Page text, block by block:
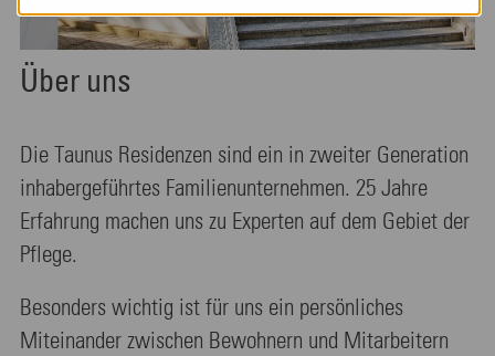
Über uns
Die Taunus Residenzen sind ein in zweiter Generation
inhabergeführtes Familienunternehmen. 25 Jahre
Erfahrung machen uns zu Experten auf dem Gebiet der
Pflege.
Besonders wichtig ist für uns ein persönliches
Miteinander zwischen Bewohnern und Mitarbeitern